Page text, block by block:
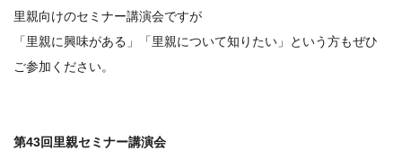
里親向けのセミナー講演会ですが
「里親に興味がある」「里親について知りたい」という方もぜひ
ご参加ください。
第43回里親セミナー講演会